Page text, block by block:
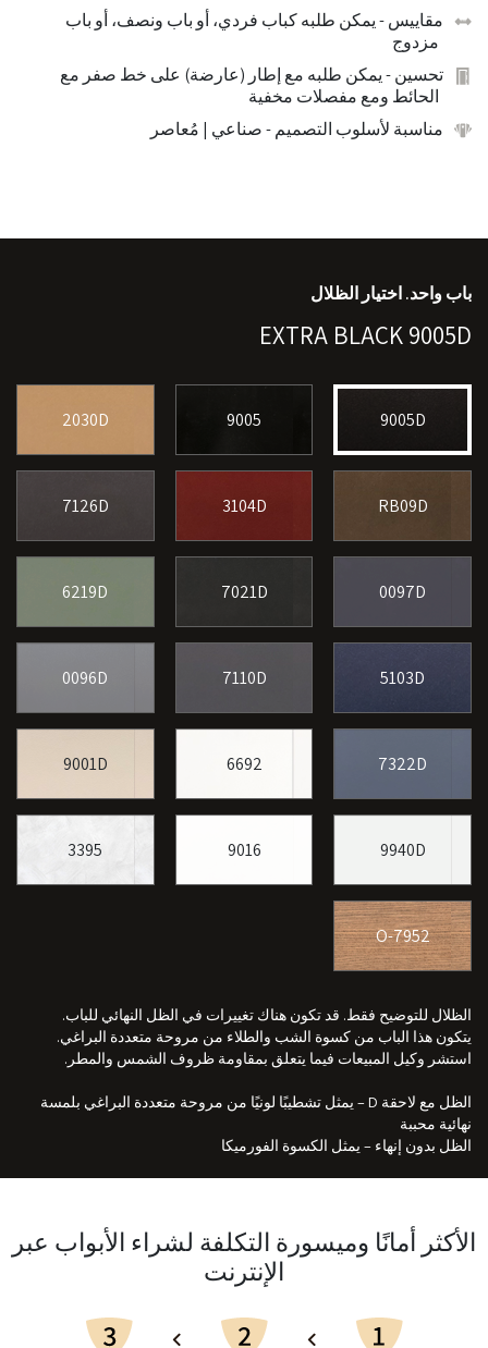
مقاييس- يمكن طلبه كباب فردي، أو باب ونصف، أو باب
مزدوج
تحسين- يمكن طلبه مع إطار (عارضة) على خط صفر مع
الحائط ومع مفصلات مخفية
مناسبة لأسلوب التصميم- صناعي | مُعاصر
9005D
9005
2030D
RB09D
3104D
7126D
0097D
7021D
6219D
5103D
7110D
0096D
7322D
6692
9001D
9940D
9016
3395
7952-O
الظلال للتوضيح فقط. قد تكون هناك تغييرات في الظل النهائي للباب.
يتكون هذا الباب من كسوة الشب والطلاء من مروحة متعددة البراغي.
استشر وكيل المبيعات فيما يتعلق بمقاومة ظروف الشمس والمطر.
الظل مع لاحقة D – يمثل تشطيبًا لونيًا من مروحة متعددة البراغي بلمسة
نهائية محببة
الظل بدون إنهاء – يمثل الكسوة الفورميكا
باب واحد. اختيار الظلال
EXTRA BLACK 9005D
الأكثر أمانًا وميسورة التكلفة لشراء الأبواب عبر
الإنترنت